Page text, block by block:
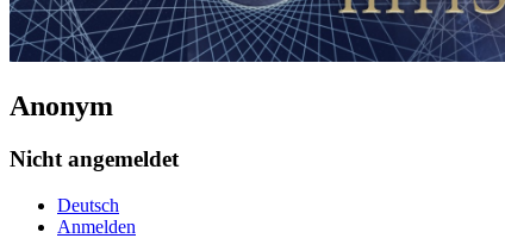
Anonym
Nicht angemeldet
Deutsch
Anmelden